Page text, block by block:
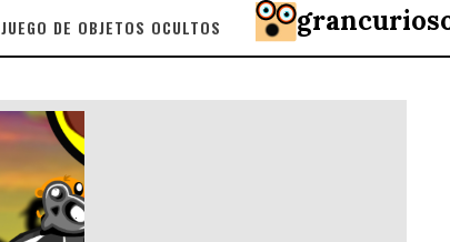
JUEGO DE OBJETOS OCULTOS